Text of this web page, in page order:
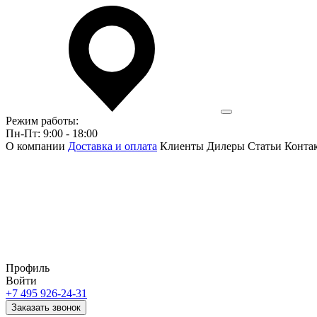
Режим работы:
Пн-Пт: 9:00 - 18:00
О компании Доставка и оплата Клиенты Дилеры Статьи
Профиль
Войти
+7 495 926-24-31
Заказать звонок